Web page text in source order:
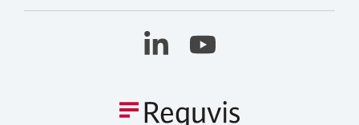
Linkedin